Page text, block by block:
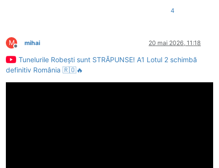
4
M
Deconectat
mihai 20 mai 2026, 11:18
Tunelurile Robești sunt STRĂPUNSE! A1 Lotul 2 schimbă
definitiv România 🇷🇴🔥